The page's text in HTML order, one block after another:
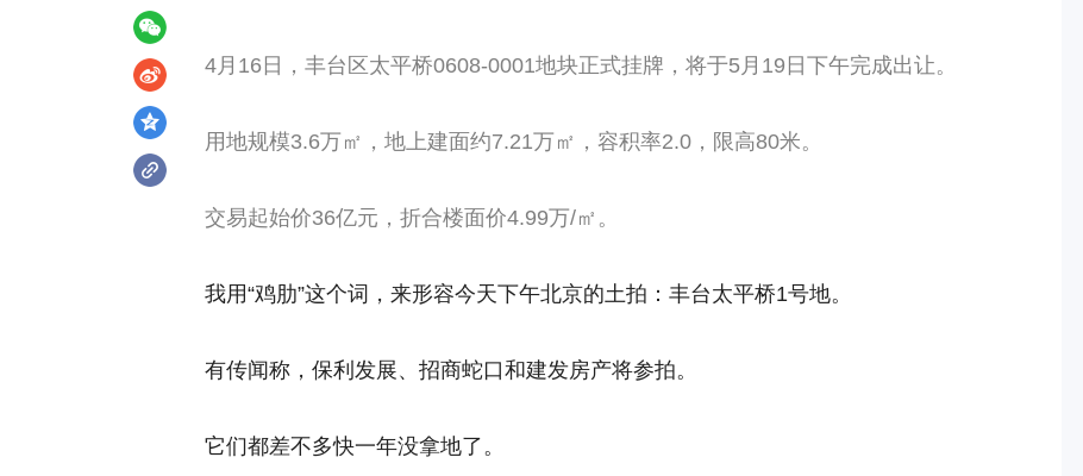
4月16日，丰台区太平桥0608-0001地块正式挂牌，将于5月19日下午完成出让。
用地规模3.6万㎡，地上建面约7.21万㎡，容积率2.0，限高80米。
交易起始价36亿元，折合楼面价4.99万/㎡。
我用“鸡肋”这个词，来形容今天下午北京的土拍：丰台太平桥1号地。
有传闻称，保利发展、招商蛇口和建发房产将参拍。
它们都差不多快一年没拿地了。